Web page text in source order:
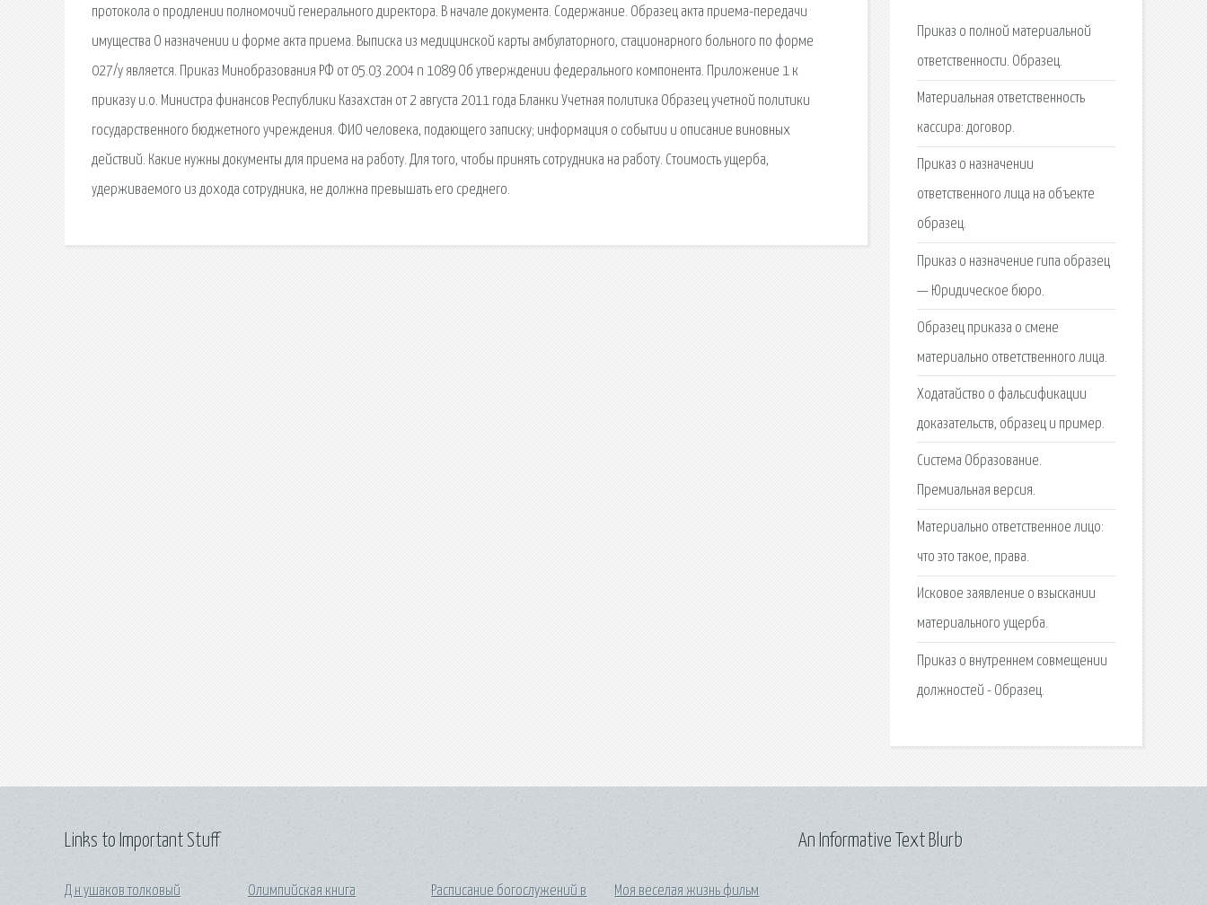
протокола о продлении полномочий генерального директора. В начале документа. Содержание. Образец акта приема-передачи
имущества О назначении и форме акта приема. Выписка из медицинской карты амбулаторного, стационарного больного по форме
027/у является. Приказ Минобразования РФ от 05.03.2004 n 1089 Об утверждении федерального компонента. Приложение 1 к
приказу и.о. Министра финансов Республики Казахстан от 2 августа 2011 года Бланки Учетная политика Образец учетной политики
государственного бюджетного учреждения. ФИО человека, подающего записку; информация о событии и описание виновных
действий. Какие нужны документы для приема на работу. Для того, чтобы принять сотрудника на работу. Стоимость ущерба,
удерживаемого из дохода сотрудника, не должна превышать его среднего.
Приказ о полной материальной
ответственности. Образец.
Материальная ответственность
кассира: договор.
Приказ о назначении
ответственного лица на объекте
образец.
Приказ о назначение гипа образец
— Юридическое бюро.
Образец приказа о смене
материально ответственного лица.
Ходатайство о фальсификации
доказательств, образец и пример.
Система Образование.
Премиальная версия.
Материально ответственное лицо:
что это такое, права.
Исковое заявление о взыскании
материального ущерба.
Приказ о внутреннем совмещении
должностей - Образец.
Links to Important Stuff
Д н ушаков толковый Олимпийская книга Расписание богослужений в Моя веселая жизнь фильм
An Informative Text Blurb